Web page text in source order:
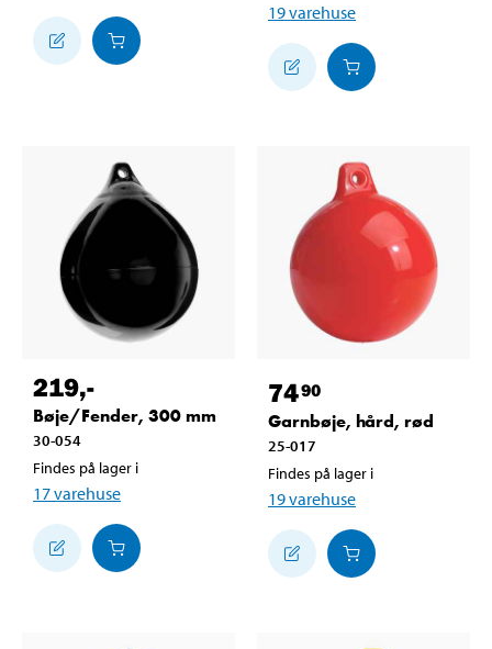
19varehuse
219,-
Bøje/Fender, 300 mm
30-054
Findes på lager i
17varehuse
7490
Garnbøje, hård, rød
25-017
Findes på lager i
19varehuse